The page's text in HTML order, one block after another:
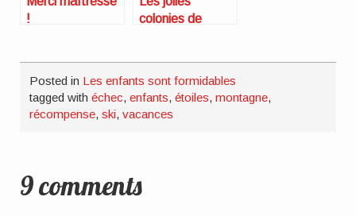
!
colonies de
Posted in Les enfants sont formidables
tagged withéchec,enfants,étoiles,montagne,
récompense,ski,vacances
9 comments